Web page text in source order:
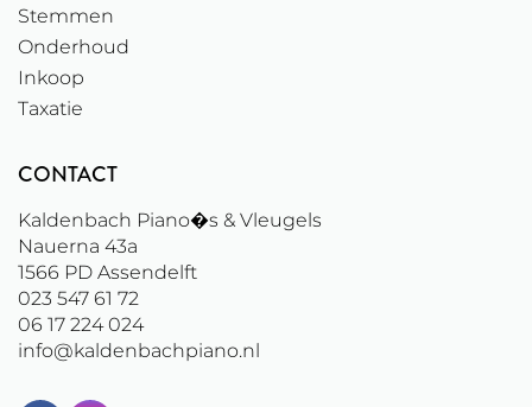
Stemmen
Onderhoud
Inkoop
Taxatie
CONTACT
Kaldenbach Piano�s & Vleugels
Nauerna 43a
1566 PD Assendelft
023 547 61 72
06 17 224 024
info@kaldenbachpiano.nl